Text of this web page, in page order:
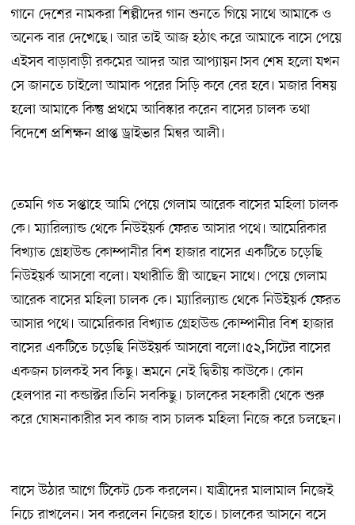
গানে দেশের নামকরা শিল্পীদের গান শুনতে গিয়ে সাথে আমাকে ও
অনেক বার দেখেছে। আর তাই আজ হঠাৎ করে আমাকে বাসে পেয়ে
এইসব বাড়াবাড়ী রকমের আদর আর আপ্যায়ন!সব শেষ হলো যখন
সে জানতে চাইলো আমাক পরের সিড়ি কবে বের হবে। মজার বিষয়
হলো আমাকে কিন্তু প্রথমে আবিস্কার করেন বাসের চালক তথা
বিদেশে প্রশিক্ষন প্রাপ্ত ড্রাইভার মিন্বর আলী।
তেমনি গত সপ্তাহে আমি পেয়ে গেলাম আরেক বাসের মহিলা চালক
কে। ম্যারিল্যান্ড থেকে নিউইয়র্ক ফেরত আসার পথে। আমেরিকার
বিখ্যাত গ্রেহাউন্ড কোম্পানীর বিশ হাজার বাসের একটিতে চড়েছি
নিউইয়র্ক আসবো বলো। যথারীতি স্ত্রী আছেন সাথে। পেয়ে গেলাম
আরেক বাসের মহিলা চালক কে। ম্যারিল্যান্ড থেকে নিউইয়র্ক ফেরত
আসার পথে। আমেরিকার বিখ্যাত গ্রেহাউন্ড কোম্পানীর বিশ হাজার
বাসের একটিতে চড়েছি নিউইয়র্ক আসবো বলো।৫২,সিটের বাসের
একজন চালকই সব কিছু। ভ্রমনে নেই দ্বিতীয় কাউকে। কোন
হেলপার না কন্ডাক্টর।তিনি সবকিছু। চালকের সহকারী থেকে শুরু
করে ঘোষনাকারীর সব কাজ বাস চালক মহিলা নিজে করে চলছেন।
বাসে উঠার আগে টিকেট চেক করলেন। যাত্রীদের মালামাল নিজেই
নিচে রাখলেন। সব করলেন নিজের হাতে। চালকের আসনে বসে